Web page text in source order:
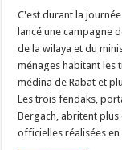
C'est durant la
lancé une campagne
de la wilaya et du
ménages habitant les
médina de Rabat et
Les trois fendaks,
Bergach, abritent plus
officielles réalisées